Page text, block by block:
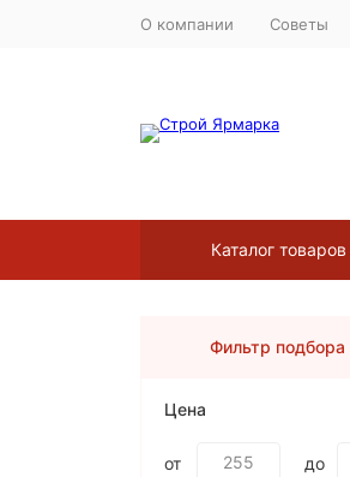
О компании Советы
Каталог товаров
Фильтр подбора
Цена
от до